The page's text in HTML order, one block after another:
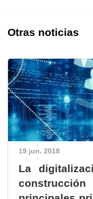
Otras noticias
19 jun. 2018
La